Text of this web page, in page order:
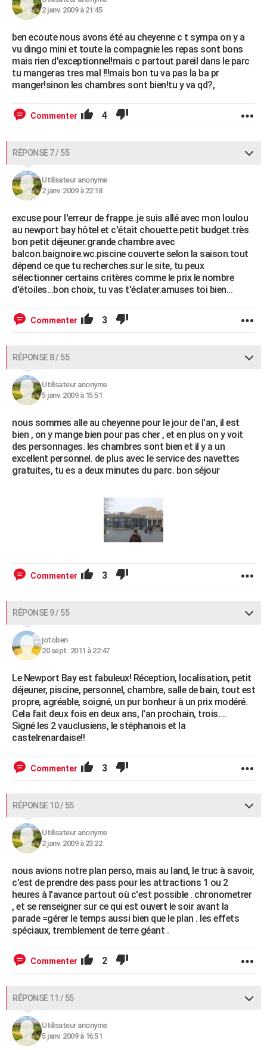
2 janv. 2009 à 21:45
ben ecoute nous avons été au cheyenne c t sympa on y a
vu dingo mini et toute la compagnie les repas sont bons
mais rien d'exceptionnel!mais c partout pareil dans le parc
tu mangeras tres mal !!!mais bon tu va pas la ba pr
manger!sinon les chambres sont bien!tu y va qd?,
Commenter 4
RÉPONSE 7 / 55
Utilisateur anonyme
2 janv. 2009 à 22:18
excuse pour l'erreur de frappe..je suis allé avec mon loulou
au newport bay hôtel et c'était chouette.petit budget.très
bon petit déjeuner.grande chambre avec
balcon.baignoire.wc.piscine couverte selon la saison.tout
dépend ce que tu recherches.sur le site, tu peux
sélectionner certains critères comme le prix le nombre
d'étoiles...bon choix, tu vas t'éclater.amuses toi bien...
Commenter 3
RÉPONSE 8 / 55
Utilisateur anonyme
5 janv. 2009 à 15:51
nous sommes alle au cheyenne pour le jour de l'an, il est
bien , on y mange bien pour pas cher , et en plus on y voit
des personnages. les chambres sont bien et il y a un
excellent personnel. de plus avec le service des navettes
gratuites, tu es a deux minutes du parc. bon séjour
Commenter 3
RÉPONSE 9 / 55
jotoben
20 sept. 2011 à 22:47
Le Newport Bay est fabuleux! Réception, localisation, petit
déjeuner, piscine, personnel, chambre, salle de bain, tout est
propre, agréable, soigné, un pur bonheur à un prix modéré.
Cela fait deux fois en deux ans, l'an prochain, trois....
Signé les 2 vauclusiens, le stéphanois et la
castelrenardaise!!
Commenter 3
RÉPONSE 10 / 55
Utilisateur anonyme
2 janv. 2009 à 23:22
nous avions notre plan perso, mais au land, le truc à savoir,
c'est de prendre des pass pour les attractions 1 ou 2
heures à l'avance partout où c'est possible . chronometrer
, et se renseigner sur ce qui est ouvert le soir avant la
parade =gérer le temps aussi bien que le plan . les effets
spéciaux, tremblement de terre géant .
Commenter 2
RÉPONSE 11 / 55
Utilisateur anonyme
5 janv. 2009 à 16:51